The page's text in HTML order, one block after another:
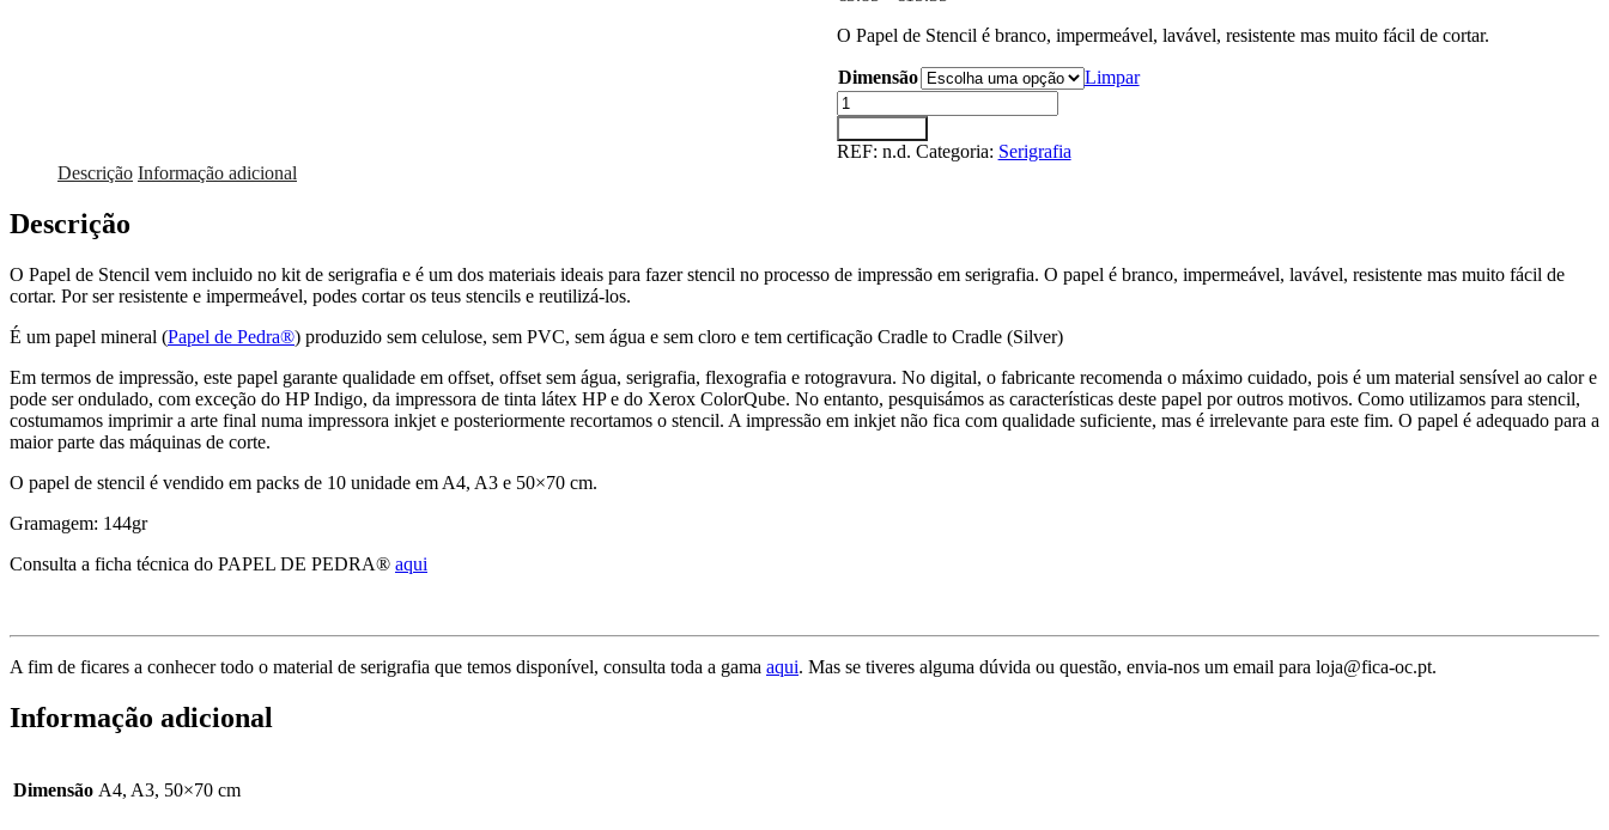
preços:
a
O Papel de Stencil é branco, impermeável, lavável, resistente mas muito fácil de cortar.
Dimensão
Limpar
Quantidade
de
Papel
de
REF: n.d. Categoria: Serigrafia
Descrição Informação adicional
Descrição
O Papel de Stencil vem incluido no kit de serigrafia e é um dos materiais ideais para fazer stencil no processo de impressão em serigrafia. O papel é branco, impermeável, lavável, resistente mas muito fácil de
cortar. Por ser resistente e impermeável, podes cortar os teus stencils e reutilizá-los.
É um papel mineral (Papel de Pedra®) produzido sem celulose, sem PVC, sem água e sem cloro e tem certificação Cradle to Cradle (Silver)
Em termos de impressão, este papel garante qualidade em offset, offset sem água, serigrafia, flexografia e rotogravura. No digital, o fabricante recomenda o máximo cuidado, pois é um material sensível ao calor e
pode ser ondulado, com exceção do HP Indigo, da impressora de tinta látex HP e do Xerox ColorQube. No entanto, pesquisámos as características deste papel por outros motivos. Como utilizamos para stencil,
costumamos imprimir a arte final numa impressora inkjet e posteriormente recortamos o stencil. A impressão em inkjet não fica com qualidade suficiente, mas é irrelevante para este fim. O papel é adequado para a
maior parte das máquinas de corte.
O papel de stencil é vendido em packs de 10 unidade em A4, A3 e 50×70 cm.
Gramagem: 144gr
Consulta a ficha técnica do PAPEL DE PEDRA® aqui
A fim de ficares a conhecer todo o material de serigrafia que temos disponível, consulta toda a gama aqui. Mas se tiveres alguma dúvida ou questão, envia-nos um email para loja@fica-oc.pt.
Informação adicional
Dimensão A4, A3, 50×70 cm